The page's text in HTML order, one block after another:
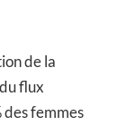
de la
flux
femmes